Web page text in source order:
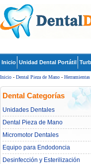
Inicio Unidad Dental Portátil
Inicio - Dental Pieza de Mano -
Dental Categorías
Unidades Dentales
Dental Pieza de Mano
Micromotor Dentales
Equipo para Endodoncia
Desinfección y Esterilización